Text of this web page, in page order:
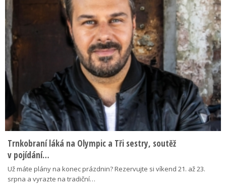
Trnkobraní láká na Olympic a Tři sestry, soutěž
v pojídání…
Už máte plány na konec prázdnin? Rezervujte si víkend 21. až 23.
srpna a vyrazte na tradiční…